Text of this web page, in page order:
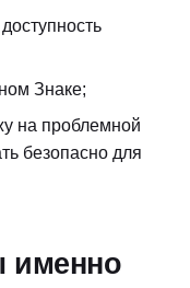
Знаке;
на проблемной
безопасно для
именно